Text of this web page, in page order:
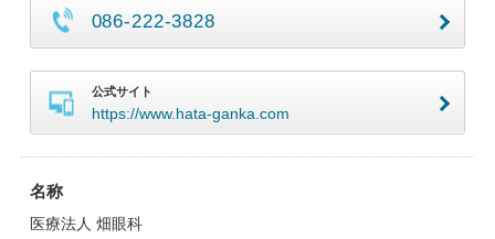
086-222-3828
公式サイト
https://www.hata-ganka.com
名称
医療法人 畑眼科